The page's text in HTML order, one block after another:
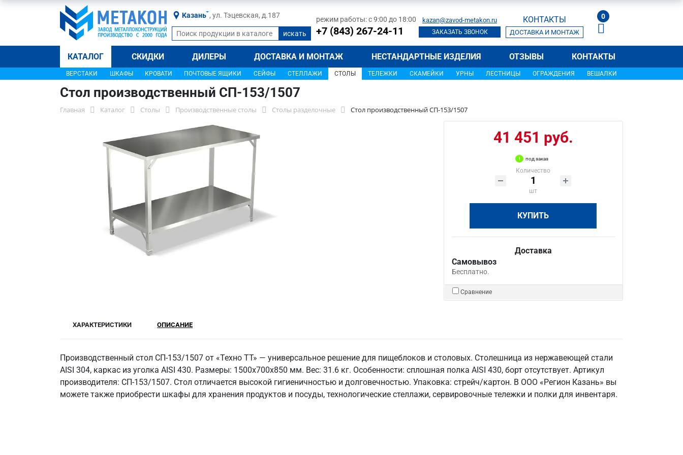
Казань , ул. Тэцевская, д.187 режим работы: с 9:00 до 18:00
+7 (843) 267-24-11
kazan@zavod-metakon.ru
ЗАКАЗАТЬ ЗВОНОК
КОНТАКТЫ
ДОСТАВКА И МОНТАЖ
0
КАТАЛОГ СКИДКИ ДИЛЕРЫ ДОСТАВКА И МОНТАЖ НЕСТАНДАРТНЫЕ ИЗДЕЛИЯ ОТЗЫВЫ КОНТАКТЫ
ВЕРСТАКИ ШКАФЫ КРОВАТИ ПОЧТОВЫЕ ЯЩИКИ СЕЙФЫ СТЕЛЛАЖИ СТОЛЫ ТЕЛЕЖКИ СКАМЕЙКИ УРНЫ ЛЕСТНИЦЫ ОГРАЖДЕНИЯ ВЕШАЛКИ
Стол производственный СП-153/1507
Главная Каталог Столы Производственные столы Столы разделочные Стол производственный СП-153/1507
41 451 руб.
под заказ
Количество
шт
КУПИТЬ
Доставка
Самовывоз
Бесплатно.
Сравнение
ХАРАКТЕРИСТИКИ ОПИСАНИЕ
Производственный стол СП-153/1507 от «Техно ТТ» — универсальное решение для пищеблоков и столовых. Столешница из нержавеющей стали
AISI 304, каркас из уголка AISI 430. Размеры: 1500x700x850 мм. Вес: 31.6 кг. Особенности: сплошная полка AISI 430, борт отсутствует. Артикул
производителя: СП-153/1507. Стол отличается высокой гигиеничностью и долговечностью. Упаковка: стрейч/картон. В ООО «Регион Казань» вы
можете также приобрести шкафы для хранения продуктов и посуды, технологические стеллажи, сервировочные тележки и полки для инвентаря.